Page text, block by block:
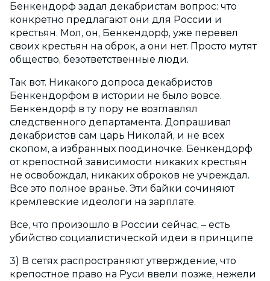
Бенкендорф задал декабристам вопрос: что
конкретно предлагают они для России и
крестьян. Мол, он, Бенкендорф, уже перевел
своих крестьян на оброк, а они нет. Просто мутят
общество, безответственные люди.
Так вот. Никакого допроса декабристов
Бенкендорфом в истории не было вовсе.
Бенкендорф в ту пору не возглавлял
следственного департамента. Допрашивал
декабристов сам царь Николай, и не всех
скопом, а избранных поодиночке. Бенкендорф
от крепостной зависимости никаких крестьян
не освобождал, никаких оброков не учреждал.
Все это полное вранье. Эти байки сочиняют
кремлевские идеологи на зарплате.
Все, что произошло в России сейчас, – есть
убийство социалистической идеи в принципе
3) В сетях распространяют утверждение, что
крепостное право на Руси ввели позже, нежели